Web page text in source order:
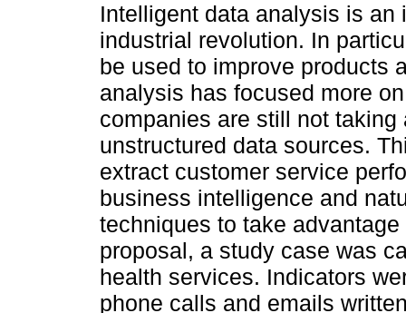
Intelligent data analysis is an
industrial revolution. In
be used to improve products
analysis has focused more
companies are still not
unstructured data sources.
extract customer service
business intelligence and
techniques to take
proposal, a study case was
health services. Indicators
phone calls and emails